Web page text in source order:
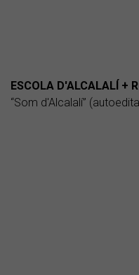
ESCOLA D'ALCALALÍ +
“Som d'Alcalalí”